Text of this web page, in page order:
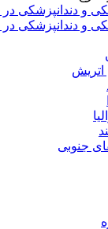
و دندانپزشکی در
و دندانپزشکی در
اتریش
جنوبی